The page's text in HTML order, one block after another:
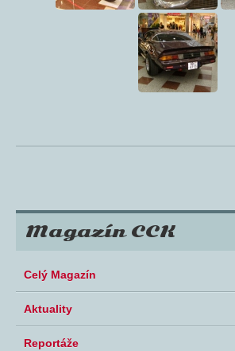
Magazín CCK
Celý Magazín
Aktuality
Reportáže